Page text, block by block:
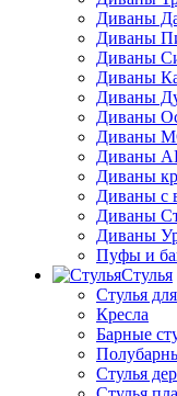
Диваны
Диваны
Диваны
Диваны
Диваны
Диваны
Диваны
Диваны
Диваны
Диваны с
Диваны
Диваны
Пуфы и
Стулья
Стулья
Кресла
Барные
Стулья